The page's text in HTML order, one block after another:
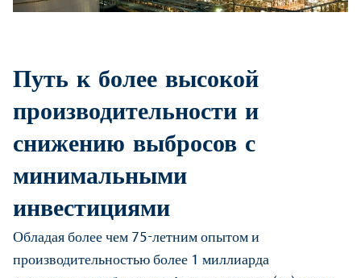
Путь к более высокой
производительности и
снижению выбросов с
минимальными
инвестициями
Обладая более чем 75-летним опытом и
производительностью более 1 миллиарда